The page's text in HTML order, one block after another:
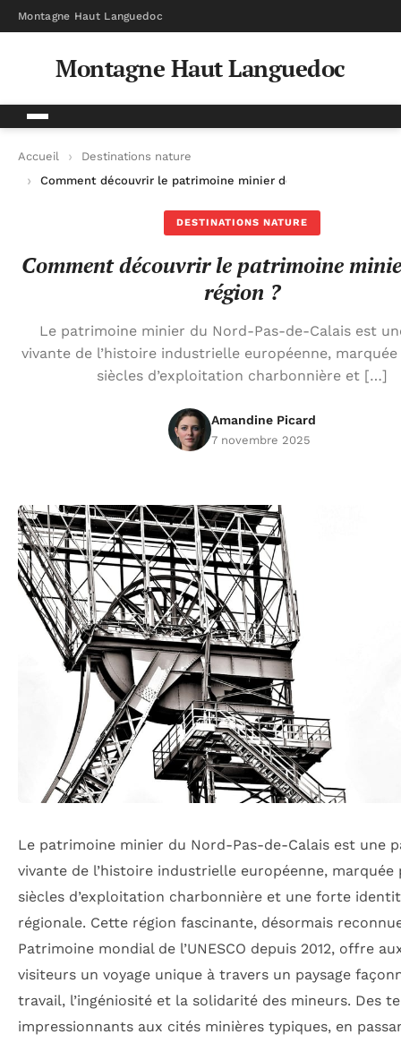
Montagne Haut Languedoc
Montagne Haut Languedoc
Accueil
Destinations nature
Comment découvrir le patrimoine minier de la région ?
DESTINATIONS NATURE
Comment découvrir le patrimoine
région ?
Le patrimoine minier du Nord-Pas-de-Calais est
vivante de l’histoire industrielle européenne,
siècles d’exploitation charbonnière et […]
Amandine Picard
7 novembre 2025
Le patrimoine minier du Nord-Pas-de-Calais est une
vivante de l’histoire industrielle européenne, marquée
siècles d’exploitation charbonnière et une forte
régionale. Cette région fascinante, désormais
Patrimoine mondial de l’UNESCO depuis 2012, offre
visiteurs un voyage unique à travers un paysage
travail, l’ingéniosité et la solidarité des mineurs. Des
impressionnants aux cités minières typiques, en